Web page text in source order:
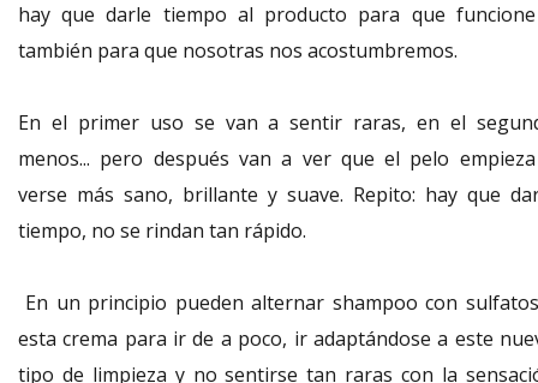
hay que darle tiempo al producto para que
también para que nosotras nos acostumbremos.
En el primer uso se van a sentir raras, en el
menos... pero después van a ver que el pelo
verse más sano, brillante y suave. Repito: hay que
tiempo, no se rindan tan rápido.
En un principio pueden alternar shampoo con
esta crema para ir de a poco, ir adaptándose a este
tipo de limpieza y no sentirse tan raras con la